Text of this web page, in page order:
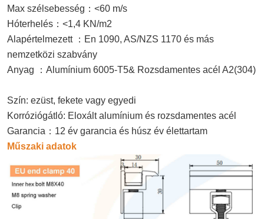
Max szélsebesség ： <60 m/s
Hóterhelés ： <1,4 KN/m2
Alapértelmezett ： En 1090, AS/NZS 1170 és más
nemzetközi szabvány
Anyag
： Alumínium 6005-T5& Rozsdamentes acél A2(304)
Szín: ezüst, fekete vagy egyedi
Korróziógátló: Eloxált alumínium és rozsdamentes acél
Garancia ： 12 év garancia és húsz év élettartam
Műszaki adatok